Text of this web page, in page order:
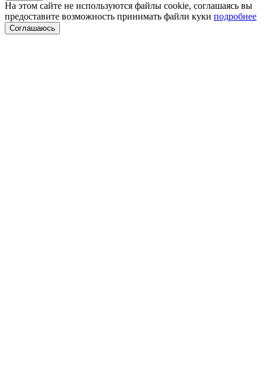
На этом сайте не используются файлы cookie, соглашаясь вы
предоставите возможность принимать файли куки подробнее
Соглашаюсь